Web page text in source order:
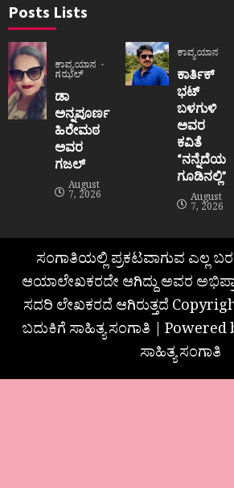
Posts Lists
ಕಾವ್ಯಯಾನ
ಗಝಲ್
ಡಾ
ಅನ್ನಪೂರ್ಣ
ಹಿರೇಮಠ
ಅವರ
ಗಜಲ್
August
7, 2026
ಕಾವ್ಯಯಾನ
ಕಾರ್ತಿಕ್
ಭಟ್
ಬಳಗುಳಿ
ಅವರ
ಕವಿತೆ
“ನನ್ನೆದೆಯ
ಗೂಡಿನಲ್ಲಿ”
August
7, 2026
ಸಂಗಾತಿಯಲ್ಲಿ ಪ್ರಕಟವಾಗುವ ಎಲ್ಲ
ಆಯಾಲೇಖಕರದೇ ಆಗಿದ್ದು ಅವರ
ಸದರಿ ಲೇಖಕರದೆ ಆಗಿರುತ್ತದೆ
ಬದುಕಿಗೆ ಸಾಹಿತ್ಯ ಸಂಗಾತಿ | Powered
ಸಾಹಿತ್ಯ ಸಂಗಾತಿ